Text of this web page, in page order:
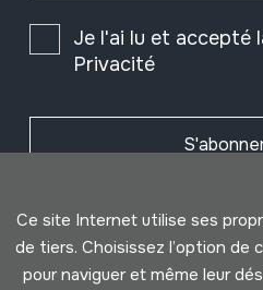
Je l'ai lu et accepté
Privacité
Ce site Internet utilise ses
de tiers. Choisissez l’option de
pour naviguer et même leur